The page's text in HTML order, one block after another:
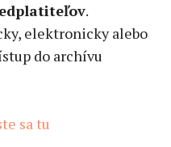
.
elektronicky alebo
do archívu
sa tu